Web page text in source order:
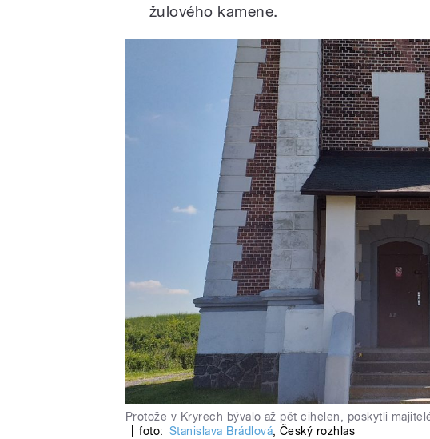
žulového kamene.
Protože v Kryrech bývalo až pět cihelen, poskytli
foto: Stanislava Brádlová, Český rozhlas